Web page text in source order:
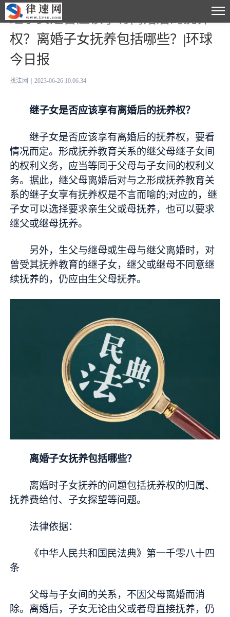
继子女是否应该享有离婚后的抚养
权？离婚子女抚养包括哪些？|环球
今日报
找法网 2023-06-26 10:06:34
继子女是否应该享有离婚后的抚养权？
继子女是否应该享有离婚后的抚养权，要看
情况而定。形成抚养教育关系的继父母继子女间
的权利义务，应当等同于父母与子女间的权利义
务。据此，继父母离婚后对与之形成抚养教育关
系的继子女享有抚养权是不言而喻的;对应的，继
子女可以选择要求亲生父或母抚养，也可以要求
继父或继母抚养。
另外，生父与继母或生母与继父离婚时，对
曾受其抚养教育的继子女，继父或继母不同意继
续抚养的，仍应由生父母抚养。
离婚子女抚养包括哪些？
离婚时子女抚养的问题包括抚养权的归属、
抚养费给付、子女探望等问题。
法律依据：
《中华人民共和国民法典》第一千零八十四
条
父母与子女间的关系，不因父母离婚而消
除。离婚后，子女无论由父或者母直接抚养，仍